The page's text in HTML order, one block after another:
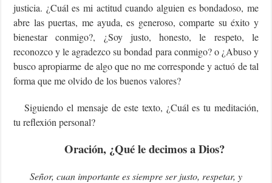
justicia. ¿Cuál es mi actitud cuando alguien es bondadoso, me
abre las puertas, me ayuda, es generoso, comparte su éxito y
bienestar conmigo?, ¿Soy justo, honesto, le respeto, le
reconozco y le agradezco su bondad para conmigo? o ¿Abuso y
busco apropiarme de algo que no me corresponde y actuó de tal
forma que me olvido de los buenos valores?
Siguiendo el mensaje de este texto, ¿Cuál es tu meditación,
tu reflexión personal?
Oración, ¿Qué le decimos a Dios?
Señor, cuan importante es siempre ser justo, respetar, y